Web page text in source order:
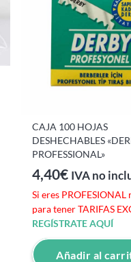
CAJA 100 HOJAS
DESHECHABLES
PROFESSIONAL»
4,40€ IVA no
Si eres
para tener TARIFAS
REGÍSTRATE AQUÍ
Añadir al